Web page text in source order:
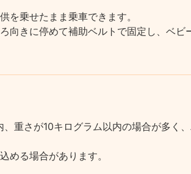
を乗せたまま乗車できます。
向きに停めて補助ベルトで固定し、ベビ
重さが10キログラム以内の場合が多く
める場合があります。